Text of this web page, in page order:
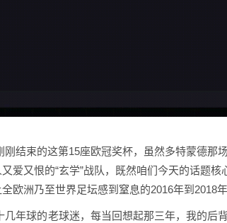
刚结束的这第15座欧冠奖杯，虽然多特蒙德那
爱又恨的“玄学”战队，既然咱们今天的话题
欧洲乃至世界足坛感到窒息的2016年到2018年
几年球的老球迷，每当回想起那三年，我的后